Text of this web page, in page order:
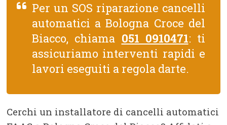
Per un SOS riparazione cancelli
automatici a Bologna Croce del
Biacco, chiama 051 0910471: ti
assicuriamo interventi rapidi e
lavori eseguiti a regola darte.
Cerchi un installatore di cancelli automatici